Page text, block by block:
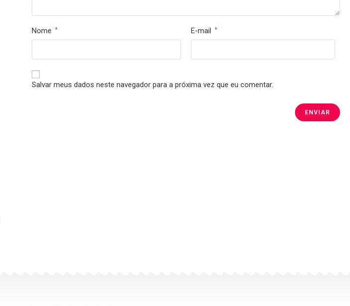
Nome * E-mail *
Salvar meus dados neste navegador para a próxima vez que eu comentar.